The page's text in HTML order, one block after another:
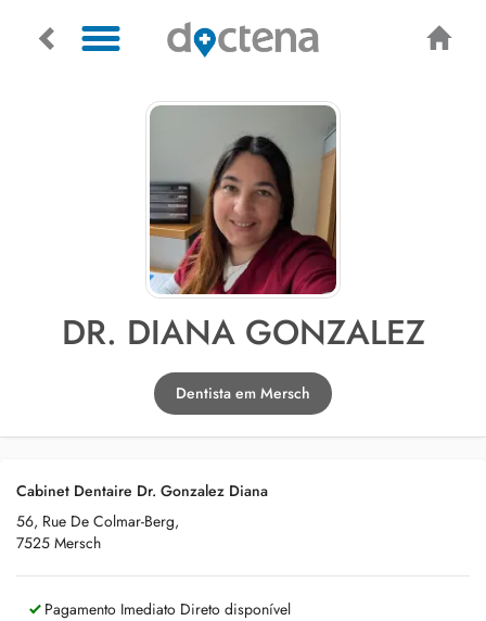
DR. DIANA GONZALEZ
Dentista em Mersch
Cabinet Dentaire Dr. Gonzalez Diana
56, Rue De Colmar-Berg,
7525 Mersch
Pagamento Imediato Direto disponível